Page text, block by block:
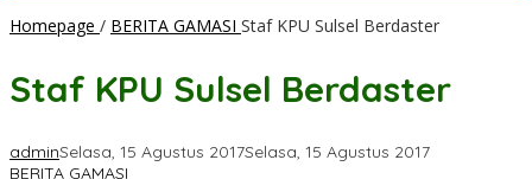
Homepage / BERITA GAMASI Staf KPU Sulsel Berdaster
Staf KPU Sulsel Berdaster
adminSelasa, 15 Agustus 2017Selasa, 15 Agustus 2017
BERITA GAMASI